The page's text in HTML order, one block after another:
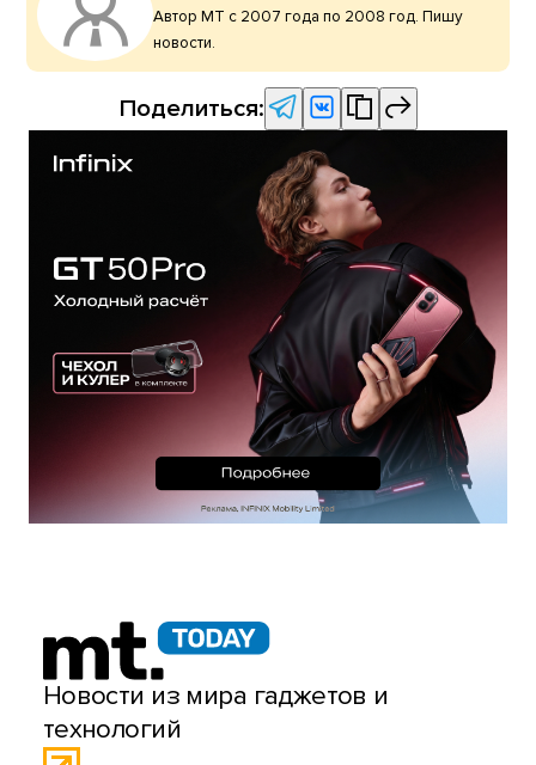
Автор МТ с 2007 года по 2008 год. Пишу
новости.
Поделиться:
Новости из мира гаджетов и
технологий